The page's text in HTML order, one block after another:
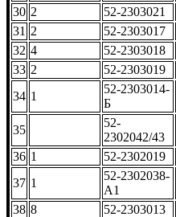
30 2 52-2303021
31 2 52-2303017
32 4 52-2303018
33 2 52-2303019
34 1
52-2303014-
Б
35
52-
2302042/43
36 1 52-2302019
37 1
52-2302038-
А1
38 8 52-2303013